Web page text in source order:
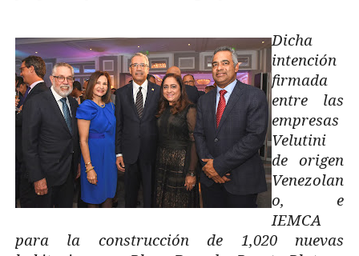
Dicha
intención
firmada
entre las
empresas
Velutini
de origen
Venezolan
o, e
IEMCA
para la construcción de 1,020 nuevas